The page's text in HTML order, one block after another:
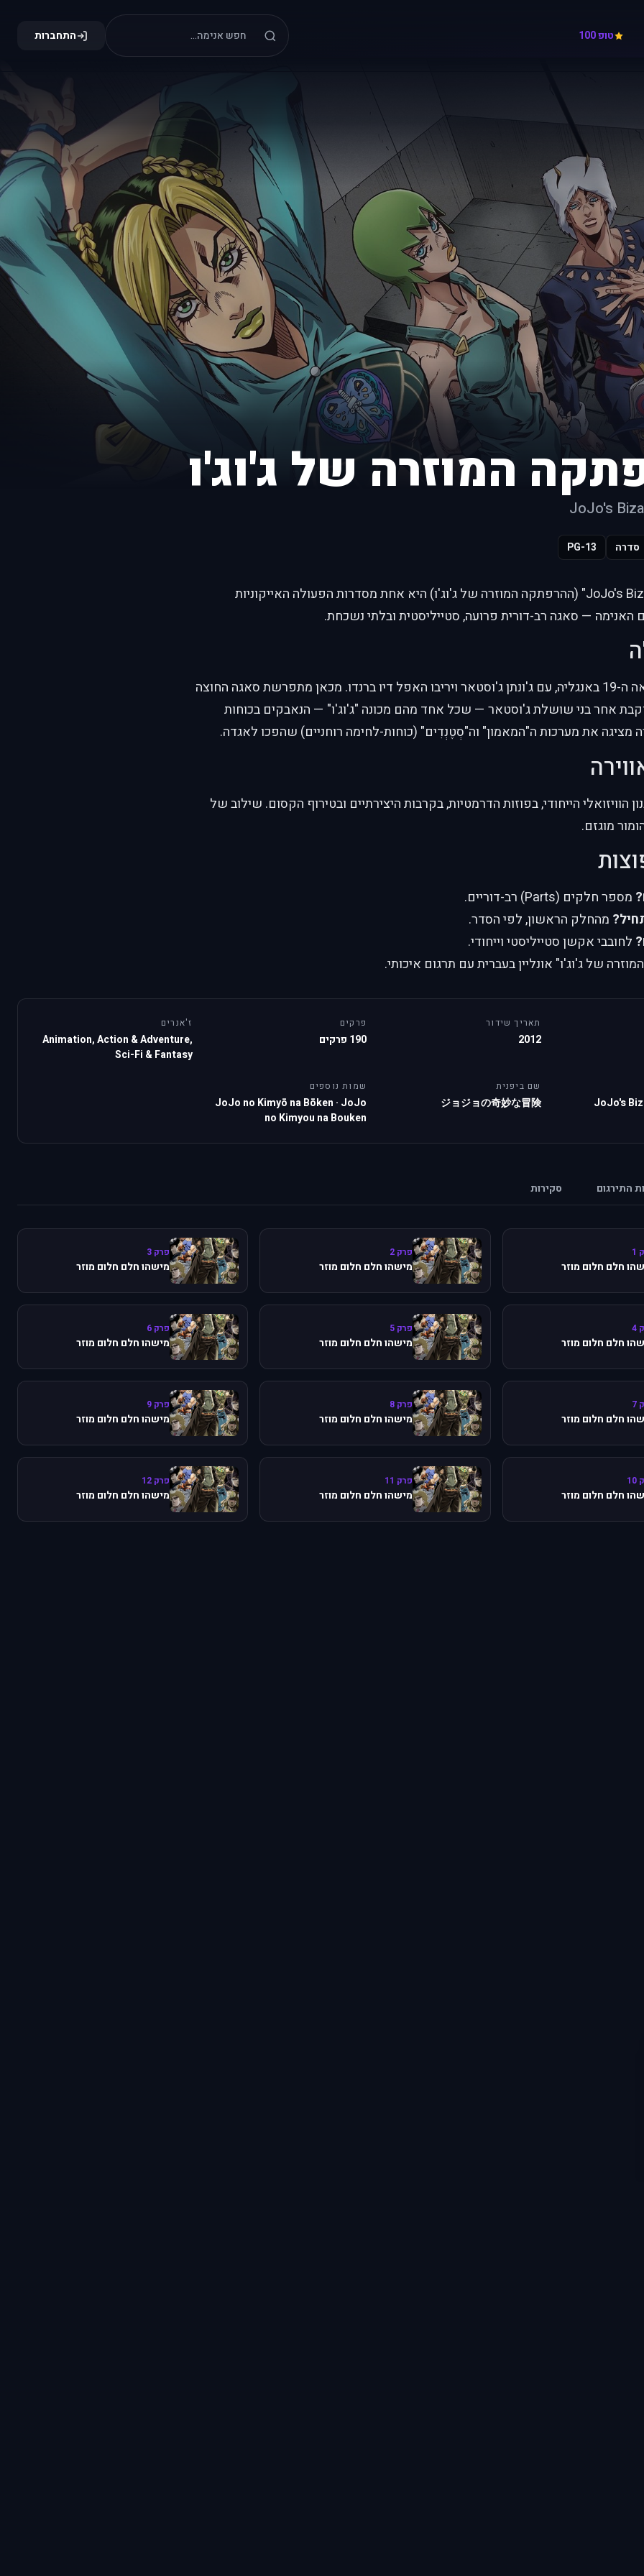
טופ 100 התחברות
המוזרה של ג'וג'ו
JoJo's
סדרה PG-13
"JoJo's Bizarre Adventure" (ההרפתקה המוזרה של ג'וג'ו) היא אחת מסדרות הפעולה האייקוניות
האנימה — סאגה רב-דורית פרועה, סטייליסטית ובלתי נשכחת.
הסיפור נפתח במאה ה-19 באנגליה, עם ג'ונתן ג'וסטאר ויריבו האפל דיו ברנדו. מכאן מתפרשת סאגה החוצה
אחר בני שושלת ג'וסטאר — שכל אחד מהם מכונה "ג'וג'ו" — הנאבקים בכוחות
מציגה את מערכות ה"המאמון" וה"סְטֶנְדִים" (כוחות-לחימה רוחניים) שהפכו לאגדה.
הוויזואלי הייחודי, בפוזות הדרמטיות, בקרבות היצירתיים ובטירוף הקסום. שילוב של
מוגזם.
מספר חלקים (Parts) רב-דוריים.
מהחלק הראשון, לפי הסדר.
לחובבי אקשן סטייליסטי וייחודי.
של ג'וג'ו" אונליין בעברית עם תרגום איכותי.
תאריך שידור
2012
פרקים
190 פרקים
ז'אנרים
Animation, Action & Adventure,
Sci-Fi & Fantasy
JoJo's
שם ביפנית
ジョジョの奇妙な冒険
שמות נוספים
JoJo no Kimyō na Bōken · JoJo
no Kimyou na Bouken
התירגום סקירות
חלם חלום מוזר
פרק 2
מישהו חלם חלום מוזר
פרק 3
מישהו חלם חלום מוזר
חלם חלום מוזר
פרק 5
מישהו חלם חלום מוזר
פרק 6
מישהו חלם חלום מוזר
חלם חלום מוזר
פרק 8
מישהו חלם חלום מוזר
פרק 9
מישהו חלם חלום מוזר
חלם חלום מוזר
פרק 11
מישהו חלם חלום מוזר
פרק 12
מישהו חלם חלום מוזר